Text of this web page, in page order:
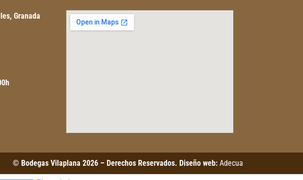
Granada
© Bodegas Vilaplana 2026 – Derechos Reservados. Diseño web: Adecua